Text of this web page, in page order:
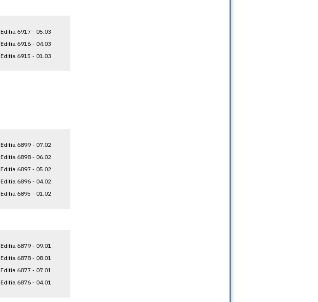
Editia 6917 - 05.03
Editia 6916 - 04.03
Editia 6915 - 01.03
Editia 6899 - 07.02
Editia 6898 - 06.02
Editia 6897 - 05.02
Editia 6896 - 04.02
Editia 6895 - 01.02
Editia 6879 - 09.01
Editia 6878 - 08.01
Editia 6877 - 07.01
Editia 6876 - 04.01